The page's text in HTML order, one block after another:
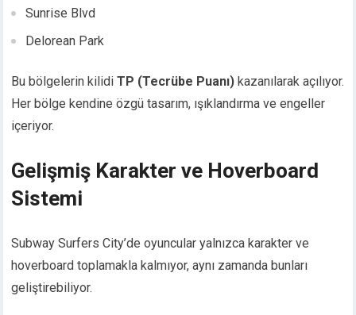
Sunrise Blvd
Delorean Park
Bu bölgelerin kilidiTP (Tecrübe Puanı) kazanılarak açılıyor.
Her bölge kendine özgü tasarım, ışıklandırma ve engeller
içeriyor.
Gelişmiş Karakter ve Hoverboard
Sistemi
Subway Surfers City’de oyuncular yalnızca karakter ve
hoverboard toplamakla kalmıyor, aynı zamanda bunları
geliştirebiliyor.